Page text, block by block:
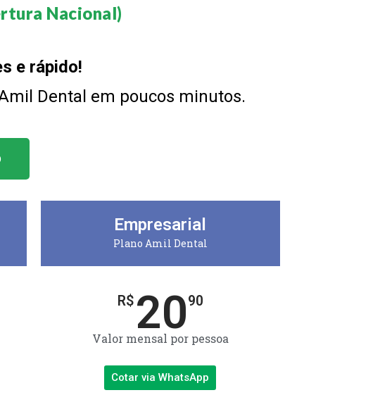
Nacional)​
e rápido!
Dental em poucos minutos.
Empresarial
Plano Amil Dental
R$ 2090
Valor mensal por pessoa
Cotar via WhatsApp